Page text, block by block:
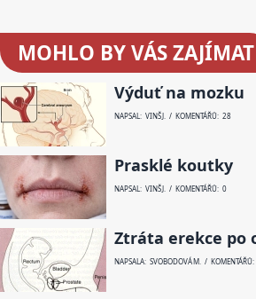
MOHLO BY VÁS ZAJÍMAT
Výduť na mozku
NAPSAL: VINŠ J. / KOMENTÁŘŮ: 28
Prasklé koutky
NAPSAL: VINŠ J. / KOMENTÁŘŮ: 0
Ztráta erekce po
NAPSALA: SVOBODOVÁ M. /